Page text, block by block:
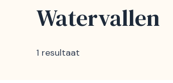
Watervallen
1 resultaat